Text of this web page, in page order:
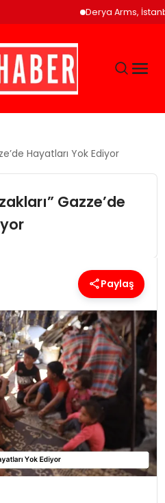
Derya Arms, İstanbul
Hayatları Yok Ediyor
Gazze’de
Paylaş